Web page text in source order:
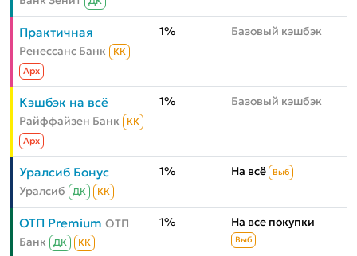
Практичная
Ренессанс Банк
КК
Aрх
1% Базовый кэшбэк
Кэшбэк на всё
Райффайзен Банк
КК
Aрх
1% Базовый кэшбэк
Уралсиб Бонус
Уралсиб ДК КК
1% На всё Выб
ОТП Premium ОТП
Банк
ДК КК
1% На все покупки
Выб